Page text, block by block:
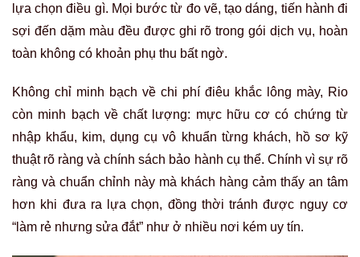
lựa chọn điều gì. Mọi bước từ đo vẽ, tạo dáng, tiến hành đi
sợi đến dặm màu đều được ghi rõ trong gói dịch vụ, hoàn
toàn không có khoản phụ thu bất ngờ.
Không chỉ minh bạch về chi phí điêu khắc lông mày, Rio
còn minh bạch về chất lượng: mực hữu cơ có chứng từ
nhập khẩu, kim, dụng cụ vô khuẩn từng khách, hồ sơ kỹ
thuật rõ ràng và chính sách bảo hành cụ thể. Chính vì sự rõ
ràng và chuẩn chỉnh này mà khách hàng cảm thấy an tâm
hơn khi đưa ra lựa chọn, đồng thời tránh được nguy cơ
“làm rẻ nhưng sửa đắt” như ở nhiều nơi kém uy tín.